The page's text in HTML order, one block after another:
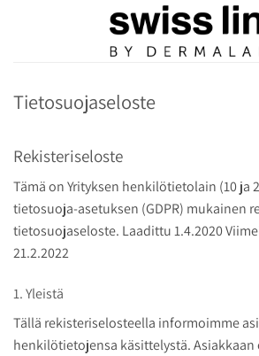
Tietosuojaseloste
Rekisteriseloste
Tämä on Yrityksen henkilötietolain (10 ja
tietosuoja-asetuksen (GDPR) mukainen
tietosuojaseloste. Laadittu 1.4.2020
21.2.2022
1. Yleistä
Tällä rekisteriselosteella informoimme
henkilötietojensa käsittelystä. Asiakkaan